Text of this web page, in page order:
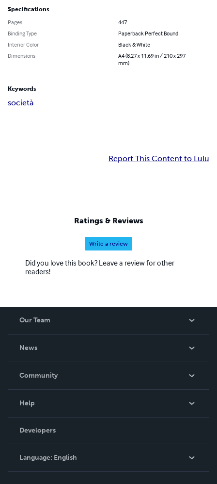
Specifications
Pages
447
Binding Type
Paperback Perfect Bound
Interior Color
Black & White
Dimensions
A4 (8.27 x 11.69 in / 210 x 297
mm)
Keywords
società
Report This Content to Lulu
Ratings & Reviews
Write a review
Did you love this book? Leave a review for other
readers!
Our Team
News
In The News
Community
Podcast
Help
Order Lookup
Knowledge Base
Contact Support
Developers
Language: English